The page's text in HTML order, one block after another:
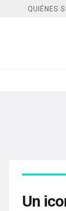
QUIÉNES
Un